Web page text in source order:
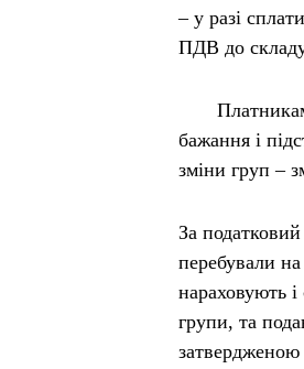
– у разі
ПДВ до
Платникам,
бажання і
зміни груп –
За
перебували
нараховують
групи, та
затвердженою